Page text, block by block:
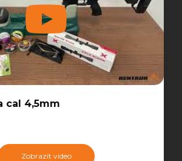
cal 4,5mm
Zobrazit video